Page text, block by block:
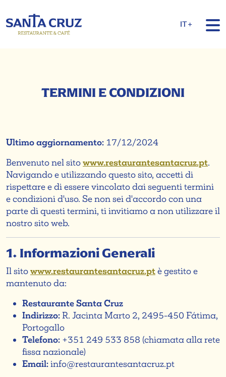
IT+
TERMINI E CONDIZIONI
Ultimo aggiornamento: 17/12/2024
Benvenuto nel sitowww.restaurantesantacruz.pt.
Navigando e utilizzando questo sito, accetti di
rispettare e di essere vincolato dai seguenti termini
e condizioni d'uso. Se non sei d'accordo con una
parte di questi termini, ti invitiamo a non utilizzare il
nostro sito web.
1. Informazioni Generali
Il sitowww.restaurantesantacruz.ptè gestito e
mantenuto da:
Restaurante Santa Cruz
Indirizzo:R. Jacinta Marto 2, 2495-450 Fátima,
Portogallo
Telefono: +351 249 533 858 (chiamata alla rete
fissa nazionale)
Email:info@restaurantesantacruz.pt